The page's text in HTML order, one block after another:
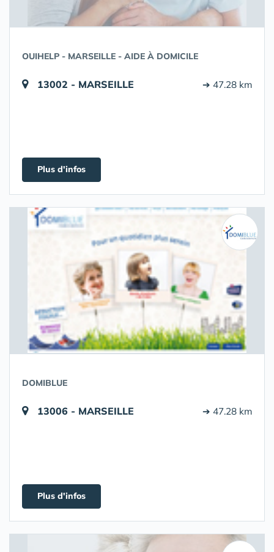
OUIHELP - MARSEILLE - AIDE À DOMICILE
13002 - MARSEILLE ➔ 47.28 km
Plus d'infos
DOMIBLUE
13006 - MARSEILLE ➔ 47.28 km
Plus d'infos